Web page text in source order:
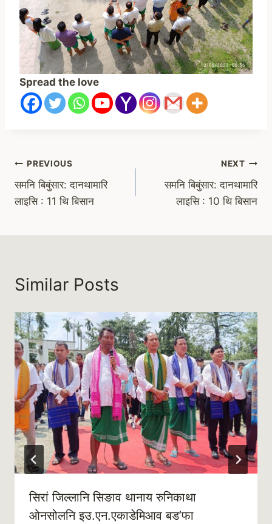
Spread the love
Post
navigation
PREVIOUS
समनि बिबुंसार: दानथामारि
लाइसि : 11 थि बिसान
NEXT
समनि बिबुंसार: दानथामारि
लाइसि : 10 थि बिसान
Similar Posts
सिरां जिल्लानि सिङाव थानाय रुनिकाथा
ओनसोलनि इउ.एन.एकाडेमिआव बड’फा